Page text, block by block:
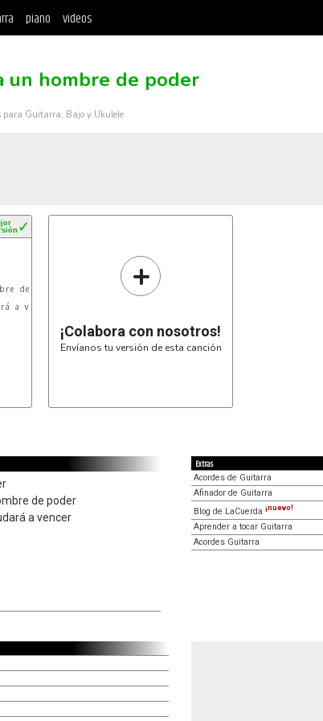
piano videos
un hombre de poder
para Guitarra, Bajo y Ukulele
✓
de poder
a vencer
+
¡Colabora con nosotros!
Envíanos tu versión de esta canción
de poder
a vencer
Extras
Acordes de Guitarra
Afinador de Guitarra
Blog de LaCuerda ¡nuevo!
Aprender a tocar Guitarra
Acordes Guitarra